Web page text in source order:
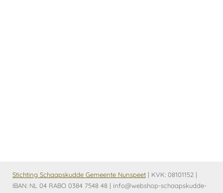
Stichting Schaapskudde Gemeente Nunspeet | KVK: 08101152 |
IBAN: NL 04 RABO 0384 7548 48 | info@webshop-schaapskudde-